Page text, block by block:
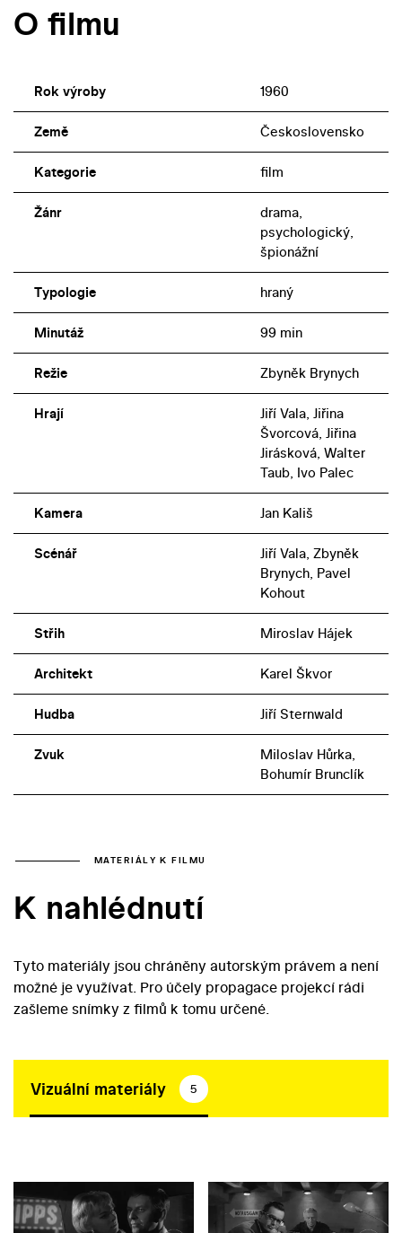
O filmu
Rok výroby 1960
Země Československo
Kategorie film
Žánr
drama,
psychologický,
špionážní
Typologie hraný
Minutáž 99 min
Režie Zbyněk Brynych
Hrají
Jiří Vala, Jiřina
Švorcová, Jiřina
Jirásková, Walter
Taub, Ivo Palec
Kamera Jan Kališ
Scénář
Jiří Vala, Zbyněk
Brynych, Pavel
Kohout
Střih Miroslav Hájek
Architekt Karel Škvor
Hudba Jiří Sternwald
Zvuk
Miloslav Hůrka,
Bohumír Brunclík
MATERIÁLY K FILMU
K nahlédnutí
Tyto materiály jsou chráněny autorským právem a není
možné je využívat. Pro účely propagace projekcí rádi
zašleme snímky z filmů k tomu určené.
Vizuální materiály 5